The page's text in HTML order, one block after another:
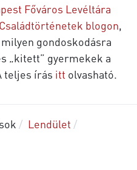
Főváros Levéltára
Családtörténetek blogon,
gondoskodásra
„kitett” gyermekek a
teljes írás itt olvasható.
Lendület